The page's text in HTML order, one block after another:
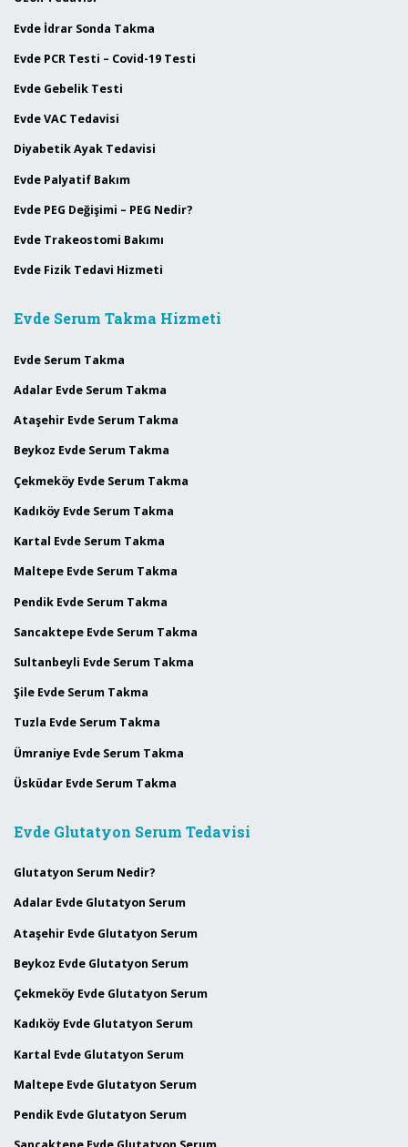
Evde İdrar Sonda Takma
Evde PCR Testi – Covid-19 Testi
Evde Gebelik Testi
Evde VAC Tedavisi
Diyabetik Ayak Tedavisi
Evde Palyatif Bakım
Evde PEG Değişimi – PEG Nedir?
Evde Trakeostomi Bakımı
Evde Fizik Tedavi Hizmeti
Evde Serum Takma Hizmeti
Evde Serum Takma
Adalar Evde Serum Takma
Ataşehir Evde Serum Takma
Beykoz Evde Serum Takma
Çekmeköy Evde Serum Takma
Kadıköy Evde Serum Takma
Kartal Evde Serum Takma
Maltepe Evde Serum Takma
Pendik Evde Serum Takma
Sancaktepe Evde Serum Takma
Sultanbeyli Evde Serum Takma
Şile Evde Serum Takma
Tuzla Evde Serum Takma
Ümraniye Evde Serum Takma
Üsküdar Evde Serum Takma
Evde Glutatyon Serum Tedavisi
Glutatyon Serum Nedir?
Adalar Evde Glutatyon Serum
Ataşehir Evde Glutatyon Serum
Beykoz Evde Glutatyon Serum
Çekmeköy Evde Glutatyon Serum
Kadıköy Evde Glutatyon Serum
Kartal Evde Glutatyon Serum
Maltepe Evde Glutatyon Serum
Pendik Evde Glutatyon Serum